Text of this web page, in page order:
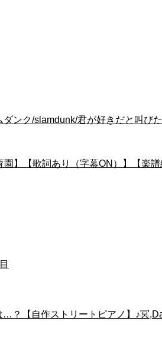
ンク/slamdunk/君が好きだと叫び
】【歌詞あり（字幕ON）】【楽譜
…？【自作ストリートピアノ】♪冥